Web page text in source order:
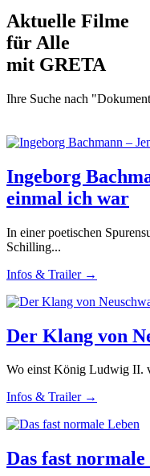
Aktuelle Filme
für Alle
mit GRETA
Ihre Suche nach
Ingeborg
einmal ich war
In einer poetischen
Schilling...
Infos & Trailer →
Der Klang von
Wo einst König Ludwig II.
Infos & Trailer →
Das fast normale